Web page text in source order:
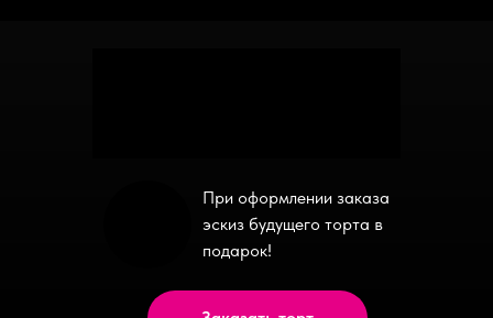
При оформлении заказа
эскиз будущего торта в
подарок!